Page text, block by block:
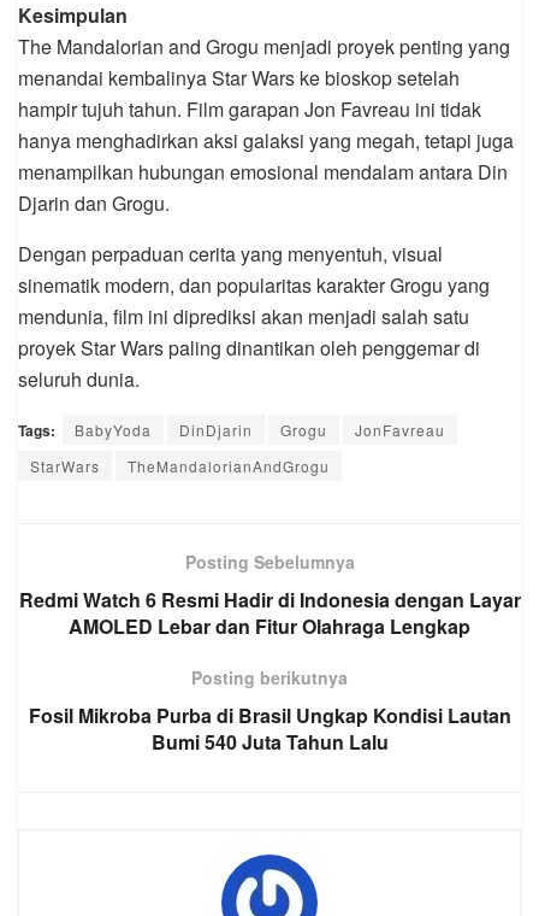
Kesimpulan
The Mandalorian and Grogu menjadi proyek penting yang
menandai kembalinya Star Wars ke bioskop setelah
hampir tujuh tahun. Film garapan Jon Favreau ini tidak
hanya menghadirkan aksi galaksi yang megah, tetapi juga
menampilkan hubungan emosional mendalam antara Din
Djarin dan Grogu.
Dengan perpaduan cerita yang menyentuh, visual
sinematik modern, dan popularitas karakter Grogu yang
mendunia, film ini diprediksi akan menjadi salah satu
proyek Star Wars paling dinantikan oleh penggemar di
seluruh dunia.
Tags: BabyYoda DinDjarin Grogu
JonFavreau
StarWars
TheMandalorianAndGrogu
Posting Sebelumnya
Redmi Watch 6 Resmi Hadir di Indonesia dengan Layar
AMOLED Lebar dan Fitur Olahraga Lengkap
Posting berikutnya
Fosil Mikroba Purba di Brasil Ungkap Kondisi Lautan
Bumi 540 Juta Tahun Lalu